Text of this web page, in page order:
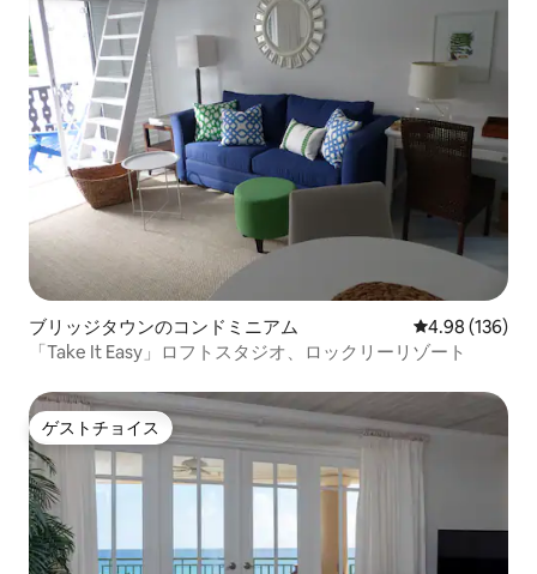
ブリッジタウンのコンドミニアム レビュー136
4.98 (136)
「Take It Easy」ロフトスタジオ、ロックリーリゾート
ゲストチョイス
ゲストチョイス